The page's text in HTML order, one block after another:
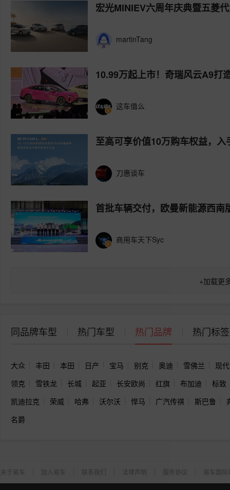
宏光MINIEV六周年庆典暨五菱
martinTang
10.99万起上市！奇瑞风云A9打
这车值么
至高可享价值10万购车权益，
刀惠谈车
首批车辆交付，欧曼新能源西南
商用车天下Syc
+加载更
同品牌车型 热门车型 热门品牌 热门标签
大众 丰田 本田 日产 宝马 别克 奥迪 雪佛兰
现代
领克
雪铁龙 长城 起亚 长安欧尚 红旗 布加迪
标致
凯迪拉克
荣威 哈弗 沃尔沃 悍马 广汽传祺 斯巴鲁
名爵
关于易车 加入易车 联系我们 法律声明 服务协议 易车国际